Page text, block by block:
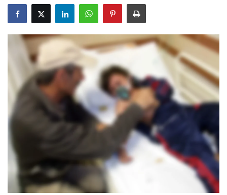
Çevre
Gizlilik Politikası
Reklam ve İşbirliği
Bodrum Trafik Yoğunluk Haritası
Turizm
Bodrum Nöbetçi Eczaneler
Köşe Yazarları